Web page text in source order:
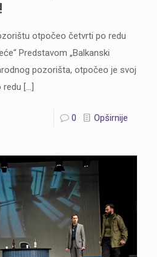
otpočeo četvrti po redu
Predstavom „Balkanski
pozorišta, otpočeo je svoj
redu […]
0 Opširnije